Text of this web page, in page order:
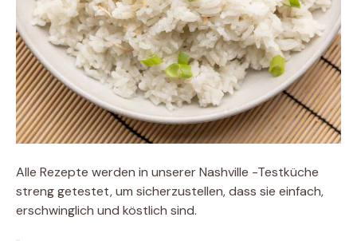
Alle Rezepte werden in unserer Nashville -Testküche
streng getestet, um sicherzustellen, dass sie einfach,
erschwinglich und köstlich sind.